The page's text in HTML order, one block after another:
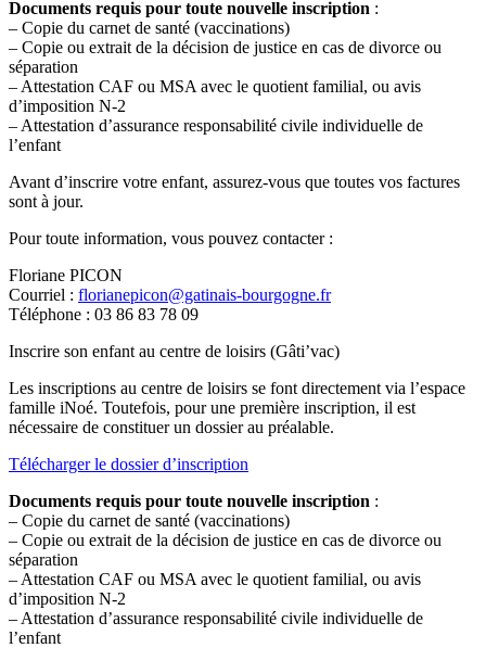
Documents requis pour toute nouvelle inscription :
– Copie du carnet de santé (vaccinations)
– Copie ou extrait de la décision de justice en cas de divorce ou
séparation
– Attestation CAF ou MSA avec le quotient familial, ou avis
d’imposition N-2
– Attestation d’assurance responsabilité civile individuelle de
l’enfant
Avant d’inscrire votre enfant, assurez-vous que toutes vos factures
sont à jour.
Pour toute information, vous pouvez contacter :
Floriane PICON
Courriel : florianepicon@gatinais-bourgogne.fr
Téléphone : 03 86 83 78 09
Inscrire son enfant au centre de loisirs (Gâti’vac)
Les inscriptions au centre de loisirs se font directement via l’espace
famille iNoé. Toutefois, pour une première inscription, il est
nécessaire de constituer un dossier au préalable.
Télécharger le dossier d’inscription
Documents requis pour toute nouvelle inscription :
– Copie du carnet de santé (vaccinations)
– Copie ou extrait de la décision de justice en cas de divorce ou
séparation
– Attestation CAF ou MSA avec le quotient familial, ou avis
d’imposition N-2
– Attestation d’assurance responsabilité civile individuelle de
l’enfant